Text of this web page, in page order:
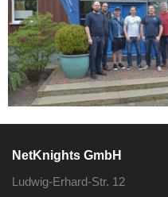
NetKnights GmbH
Ludwig-Erhard-Str. 12